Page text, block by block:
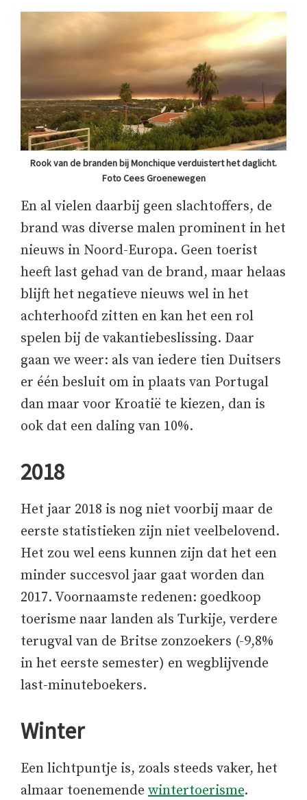
Rook van de branden bij Monchique verduistert het daglicht.
Foto Cees Groenewegen
En al vielen daarbij geen slachtoffers, de
brand was diverse malen prominent in het
nieuws in Noord-Europa. Geen toerist
heeft last gehad van de brand, maar helaas
blijft het negatieve nieuws wel in het
achterhoofd zitten en kan het een rol
spelen bij de vakantiebeslissing. Daar
gaan we weer: als van iedere tien Duitsers
er één besluit om in plaats van Portugal
dan maar voor Kroatië te kiezen, dan is
ook dat een daling van 10%.
2018
Het jaar 2018 is nog niet voorbij maar de
eerste statistieken zijn niet veelbelovend.
Het zou wel eens kunnen zijn dat het een
minder succesvol jaar gaat worden dan
2017. Voornaamste redenen: goedkoop
toerisme naar landen als Turkije, verdere
terugval van de Britse zonzoekers (-9,8%
in het eerste semester) en wegblijvende
last-minuteboekers.
Winter
Een lichtpuntje is, zoals steeds vaker, het
almaar toenemende wintertoerisme.